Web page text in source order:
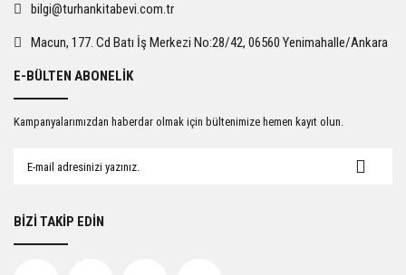
Gönder
bilgi@turhankitabevi.com.tr
Macun, 177. Cd Batı İş Merkezi No:28/42, 06560 Yenimahalle/Ankara
E-BÜLTEN ABONELİK
Kampanyalarımızdan haberdar olmak için bültenimize hemen kayıt olun.
BİZİ TAKİP EDİN